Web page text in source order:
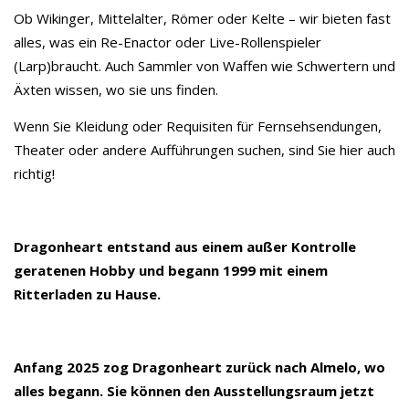
Ob Wikinger, Mittelalter, Römer oder Kelte – wir bieten fast
alles, was ein Re-Enactor oder Live-Rollenspieler
(Larp)braucht. Auch Sammler von Waffen wie Schwertern und
Äxten wissen, wo sie uns finden.
Wenn Sie Kleidung oder Requisiten für Fernsehsendungen,
Theater oder andere Aufführungen suchen, sind Sie hier auch
richtig!
Dragonheart entstand aus einem außer Kontrolle
geratenen Hobby und begann 1999 mit einem
Ritterladen zu Hause.
Anfang 2025 zog Dragonheart zurück nach Almelo, wo
alles begann. Sie können den Ausstellungsraum jetzt